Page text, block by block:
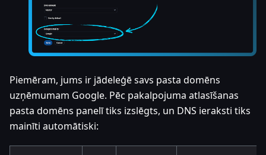
Piemēram, jums ir jādeleģē savs pasta domēns
uzņēmumam Google. Pēc pakalpojuma atlasīšanas
pasta domēns panelī tiks izslēgts, un DNS ieraksti tiks
mainīti automātiski: